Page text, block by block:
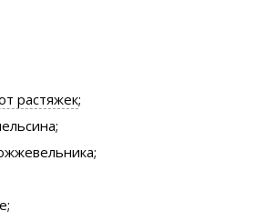
растяжек;